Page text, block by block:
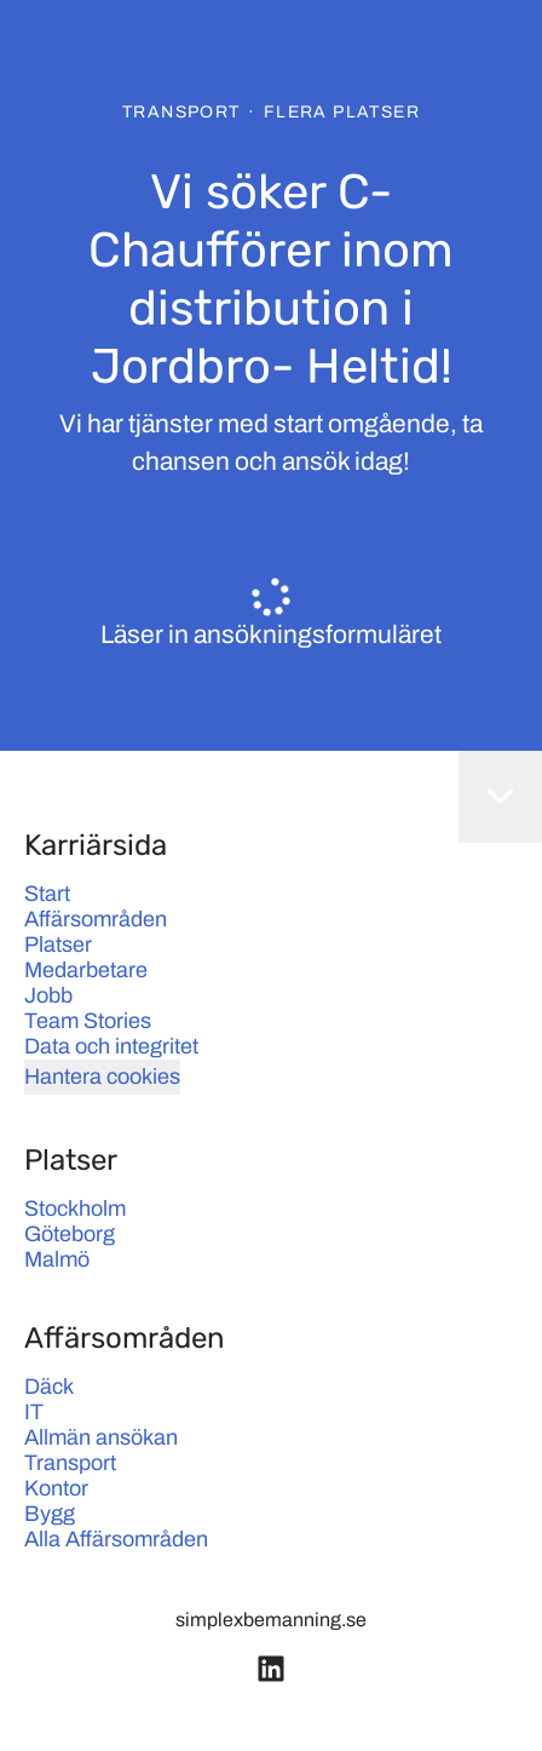
TRANSPORT · FLERA PLATSER
Vi söker C-
Chaufförer inom
distribution i
Jordbro- Heltid!
Vi har tjänster med start omgående, ta
chansen och ansök idag!
Läser in ansökningsformuläret
Karriärsida
Start
Affärsområden
Platser
Medarbetare
Jobb
Team Stories
Data och integritet
Hantera cookies
Platser
Stockholm
Göteborg
Malmö
Affärsområden
Däck
IT
Allmän ansökan
Transport
Kontor
Bygg
Alla Affärsområden
simplexbemanning.se